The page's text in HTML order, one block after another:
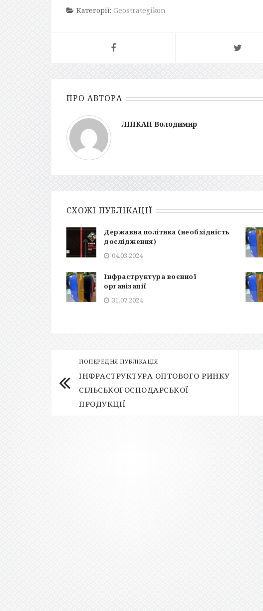
Категорії: Geostrategikon
ПРО АВТОРА
ЛІПКАН Володимир
СХОЖІ ПУБЛІКАЦІЇ
Державна політика (необхідність
дослідження)
04.03.2024
Інфраструктура воєнної
організації
31.07.2024
ПОПЕРЕДНЯ ПУБЛІКАЦІЯ
ІНФРАСТРУКТУРА ОПТОВОГО РИНКУ
СІЛЬСЬКОГОСПОДАРСЬКОЇ
ПРОДУКЦІЇ